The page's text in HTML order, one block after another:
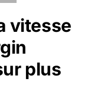
vitesse
plus